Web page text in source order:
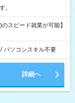
。
スピード就業が可能】
/ パソコンスキル不要
詳細へ